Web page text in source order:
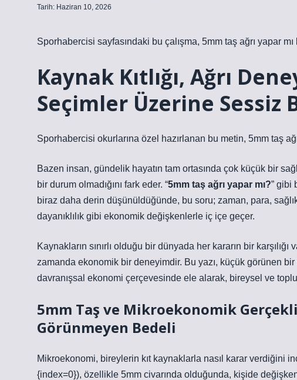
Tarih: Haziran 10, 2026
Sporhabercisi sayfasındaki bu çalışma, 5mm taş ağrı yapar
Kaynak Kıtlığı, Ağrı
Seçimler Üzerine Sessiz
Sporhabercisi okurlarına özel hazırlanan bu metin, 5mm taş
Bazen insan, gündelik hayatın tam ortasında çok küçük bir
bir durum olmadığını fark eder. “5mm taş ağrı yapar mı?” gibi
biraz daha derin düşünüldüğünde, bu soru; zaman, para,
dayanıklılık gibi ekonomik değişkenlerle iç içe geçer.
Kaynakların sınırlı olduğu bir dünyada her kararın bir
zamanda ekonomik bir deneyimdir. Bu yazı, küçük görünen
davranışsal ekonomi çerçevesinde ele alarak, bireysel ve
5mm Taş ve Mikroekonomik
Görünmeyen Bedeli
Mikroekonomi, bireylerin kıt kaynaklarla nasıl karar verdiğini
{index=0}), özellikle 5mm civarında olduğunda, kişide